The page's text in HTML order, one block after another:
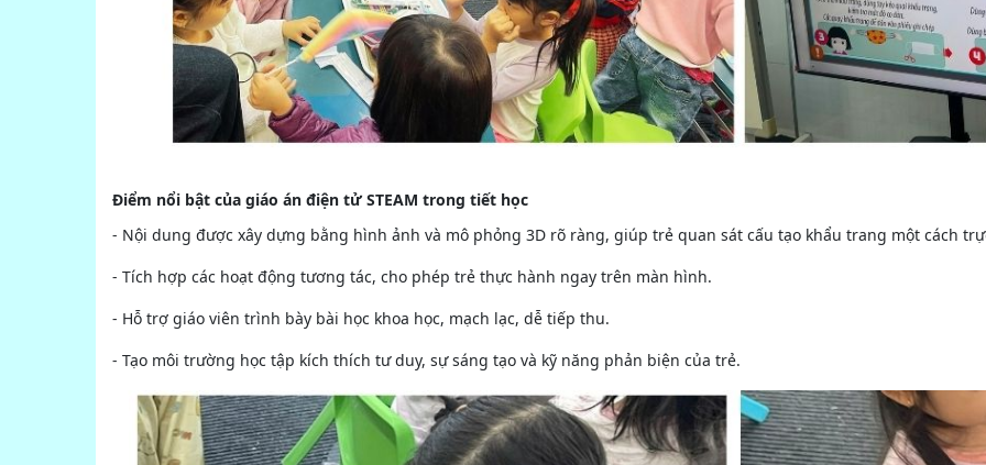
Điểm nổi bật của giáo án điện tử STEAM trong tiết học
- Nội dung được xây dựng bằng hình ảnh và mô phỏng 3D rõ ràng, giúp trẻ quan sát cấu tạo khẩu trang một cách
- Tích hợp các hoạt động tương tác, cho phép trẻ thực hành ngay trên màn hình.
- Hỗ trợ giáo viên trình bày bài học khoa học, mạch lạc, dễ tiếp thu.
- Tạo môi trường học tập kích thích tư duy, sự sáng tạo và kỹ năng phản biện của trẻ.